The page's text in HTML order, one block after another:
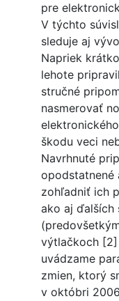
pre
V týchto
sleduje aj
Napriek
lehote
stručné
nasmerovať
škodu veci
Navrhnuté
opodstatnené
zohľadniť ich
ako aj ďalších
výtlačkoch
uvádzame
zmien, ktorý
v októbri